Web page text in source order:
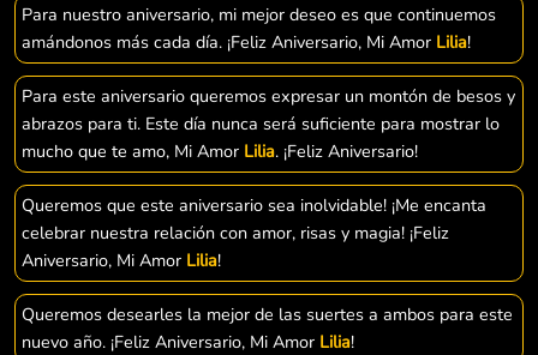
Para nuestro aniversario, mi mejor deseo es que continuemos
amándonos más cada día. ¡Feliz Aniversario, Mi Amor Lilia!
Para este aniversario queremos expresar un montón de besos y
abrazos para ti. Este día nunca será suficiente para mostrar lo
mucho que te amo, Mi Amor Lilia. ¡Feliz Aniversario!
Queremos que este aniversario sea inolvidable! ¡Me encanta
celebrar nuestra relación con amor, risas y magia! ¡Feliz
Aniversario, Mi Amor Lilia!
Queremos desearles la mejor de las suertes a ambos para este
nuevo año. ¡Feliz Aniversario, Mi Amor Lilia!